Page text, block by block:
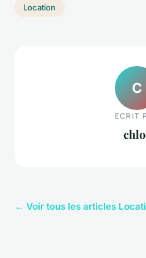
Location
C
ECRIT
← Voir tous les articles